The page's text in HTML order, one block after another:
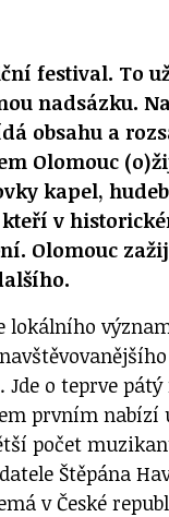
festival. To
nadsázku.
obsahu a
Olomouc
kapel,
v
Olomouc
lokálního
Jde o teprve
prvním
počet
Štěpána
v České